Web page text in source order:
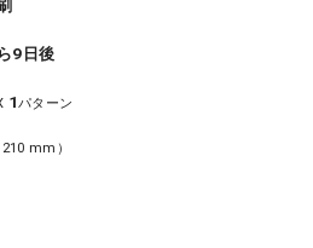
9日後
1パターン
mm）